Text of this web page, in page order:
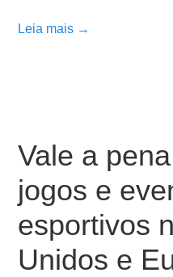
Leia mais →
Vale a
jogos e
esportivos
Unidos e